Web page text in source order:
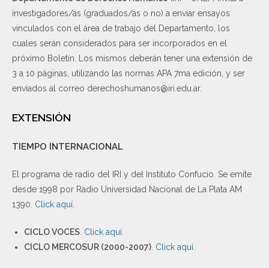
investigadores/as (graduados/as o no) a enviar ensayos
vinculados con el área de trabajo del Departamento, los
cuales serán considerados para ser incorporados en el
próximo Boletín. Los mismos deberán tener una extensión de
3 a 10 páginas, utilizando las normas APA 7ma edición, y ser
enviados al correo derechoshumanos@iri.edu.ar.
EXTENSIÓN
TIEMPO INTERNACIONAL
El programa de radio del IRI y del Instituto Confucio. Se emite
desde 1998 por Radio Universidad Nacional de La Plata AM
1390. Click aquí
CICLO VOCES Click aquí
CICLO MERCOSUR (2000-2007) Click aquí.